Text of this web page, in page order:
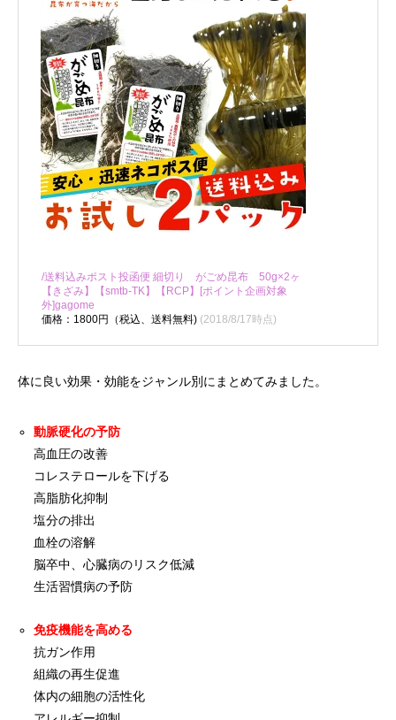
/送料込みポスト投函便 細切り がごめ昆布 50g×2ヶ
【きざみ】【smtb-TK】【RCP】[ポイント企画対象
外]gagome
価格：1800円（税込、送料無料) (2018/8/17時点)
体に良い効果・効能をジャンル別にまとめてみました。
動脈硬化の予防
高血圧の改善
コレステロールを下げる
高脂肪化抑制
塩分の排出
血栓の溶解
脳卒中、心臓病のリスク低減
生活習慣病の予防
免疫機能を高める
抗ガン作用
組織の再生促進
体内の細胞の活性化